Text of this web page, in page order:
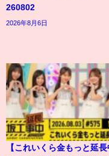
260802
2026年8月6日
【これいくら金もっと延長